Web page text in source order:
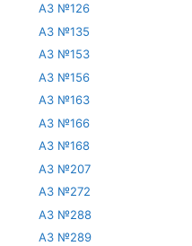
АЗ №126
АЗ №135
АЗ №153
АЗ №156
АЗ №163
АЗ №166
АЗ №168
АЗ №207
АЗ №272
АЗ №288
АЗ №289